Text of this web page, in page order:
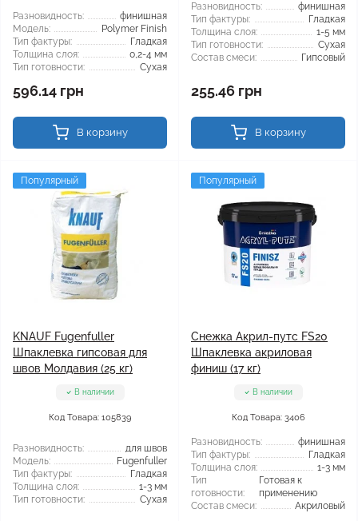
Разновидность:
финишная
Модель:
Polymer Finish
Тип фактуры:
Гладкая
Толщина слоя:
0,2-4 мм
Тип готовности:
Сухая
596.14 грн
В корзину
Разновидность:
финишная
Тип фактуры:
Гладкая
Толщина слоя:
1-5 мм
Тип готовности:
Сухая
Состав смеси:
Гипсовый
255.46 грн
В корзину
Популярный
KNAUF Fugenfuller
Шпаклевка гипсовая для
швов Молдавия (25 кг)
В наличии
Код Товара: 105839
Разновидность:
для швов
Модель:
Fugenfuller
Тип фактуры:
Гладкая
Толщина слоя:
1-3 мм
Тип готовности:
Сухая
Популярный
Снежка Акрил-путс FS20
Шпаклевка акриловая
финиш (17 кг)
В наличии
Код Товара: 3406
Разновидность:
финишная
Тип фактуры:
Гладкая
Толщина слоя:
1-3 мм
Тип
готовности:
Готовая к
применению
Состав смеси:
Акриловый